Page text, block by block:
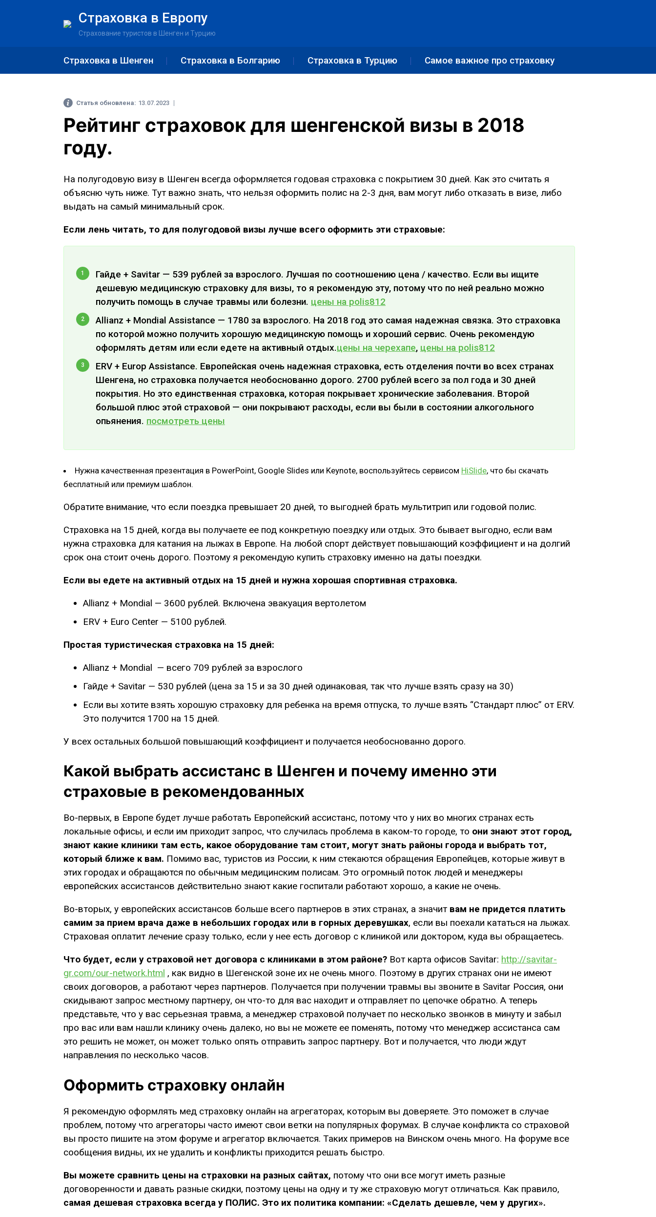
Страховка в Европу
Страхование туристов в Шенген и Турцию
Страховка в Шенген Страховка в Болгарию Страховка в Турцию Самое важное про страховку
Статья обновлена: 13.07.2023
Рейтинг страховок для шенгенской визы в 2018
году.
На полугодовую визу в Шенген всегда оформляется годовая страховка с покрытием 30 дней. Как это считать я
объясню чуть ниже. Тут важно знать, что нельзя оформить полис на 2-3 дня, вам могут либо отказать в визе, либо
выдать на самый минимальный срок.
Если лень читать, то для полугодовой визы лучше всего оформить эти страховые:
Гайде + Savitar — 539 рублей за взрослого. Лучшая по соотношению цена / качество. Если вы ищите
дешевую медицинскую страховку для визы, то я рекомендую эту, потому что по ней реально можно
получить помощь в случае травмы или болезни. цены на polis812
Allianz + Mondial Assistance — 1780 за взрослого. На 2018 год это самая надежная связка. Это страховка
по которой можно получить хорошую медицинскую помощь и хороший сервис. Очень рекомендую
оформлять детям или если едете на активный отдых.цены на черехапе, цены на polis812
ERV + Europ Assistance. Европейская очень надежная страховка, есть отделения почти во всех странах
Шенгена, но страховка получается необоснованно дорого. 2700 рублей всего за пол года и 30 дней
покрытия. Но это единственная страховка, которая покрывает хронические заболевания. Второй
большой плюс этой страховой — они покрывают расходы, если вы были в состоянии алкогольного
опьянения. посмотреть цены
Нужна качественная презентация в PowerPoint, Google Slides или Keynote, воспользуйтесь сервисом HiSlide, что бы скачать
бесплатный или премиум шаблон.
Обратите внимание, что если поездка превышает 20 дней, то выгодней брать мультитрип или годовой полис.
Страховка на 15 дней, когда вы получаете ее под конкретную поездку или отдых. Это бывает выгодно, если вам
нужна страховка для катания на лыжах в Европе. На любой спорт действует повышающий коэффициент и на долгий
срок она стоит очень дорого. Поэтому я рекомендую купить страховку именно на даты поездки.
Если вы едете на активный отдых на 15 дней и нужна хорошая спортивная страховка.
Allianz + Mondial — 3600 рублей. Включена эвакуация вертолетом
ERV + Euro Center — 5100 рублей.
Простая туристическая страховка на 15 дней:
Allianz + Mondial — всего 709 рублей за взрослого
Гайде + Savitar — 530 рублей (цена за 15 и за 30 дней одинаковая, так что лучше взять сразу на 30)
Если вы хотите взять хорошую страховку для ребенка на время отпуска, то лучше взять “Стандарт плюс” от ERV.
Это получится 1700 на 15 дней.
У всех остальных большой повышающий коэффициент и получается необоснованно дорого.
Какой выбрать ассистанс в Шенген и почему именно эти
страховые в рекомендованных
Во-первых, в Европе будет лучше работать Европейский ассистанс, потому что у них во многих странах есть
локальные офисы, и если им приходит запрос, что случилась проблема в каком-то городе, то они знают этот город,
знают какие клиники там есть, какое оборудование там стоит, могут знать районы города и выбрать тот,
который ближе к вам. Помимо вас, туристов из России, к ним стекаются обращения Европейцев, которые живут в
этих городах и обращаются по обычным медицинским полисам. Это огромный поток людей и менеджеры
европейских ассистансов действительно знают какие госпитали работают хорошо, а какие не очень.
Во-вторых, у европейских ассистансов больше всего партнеров в этих странах, а значит вам не придется платить
самим за прием врача даже в небольших городах или в горных деревушках, если вы поехали кататься на лыжах.
Страховая оплатит лечение сразу только, если у нее есть договор с клиникой или доктором, куда вы обращаетесь.
Что будет, если у страховой нет договора с клиниками в этом районе? Вот карта офисов Savitar: http://savitar-
gr.com/our-network.html , как видно в Шегенской зоне их не очень много. Поэтому в других странах они не имеют
своих договоров, а работают через партнеров. Получается при получении травмы вы звоните в Savitar Россия, они
скидывают запрос местному партнеру, он что-то для вас находит и отправляет по цепочке обратно. А теперь
представьте, что у вас серьезная травма, а менеджер страховой получает по несколько звонков в минуту и забыл
про вас или вам нашли клинику очень далеко, но вы не можете ее поменять, потому что менеджер ассистанса сам
это решить не может, он может только опять отправить запрос партнеру. Вот и получается, что люди ждут
направления по несколько часов.
Оформить страховку онлайн
Я рекомендую оформлять мед страховку онлайн на агрегаторах, которым вы доверяете. Это поможет в случае
проблем, потому что агрегаторы часто имеют свои ветки на популярных форумах. В случае конфликта со страховой
вы просто пишите на этом форуме и агрегатор включается. Таких примеров на Винском очень много. На форуме все
сообщения видны, их не удалить и конфликты приходится решать быстро.
Вы можете сравнить цены на страховки на разных сайтах, потому что они все могут иметь разные
договоренности и давать разные скидки, поэтому цены на одну и ту же страховую могут отличаться. Как правило,
самая дешевая страховка всегда у ПОЛИС. Это их политика компании: «Сделать дешевле, чем у других».